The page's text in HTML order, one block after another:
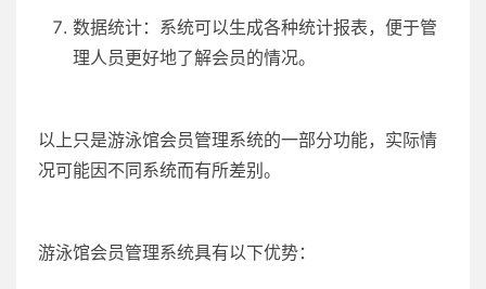
数据统计：系统可以生成各种统计报表，便于管
理人员更好地了解会员的情况。
以上只是游泳馆会员管理系统的一部分功能，实际情
况可能因不同系统而有所差别。
游泳馆会员管理系统具有以下优势：